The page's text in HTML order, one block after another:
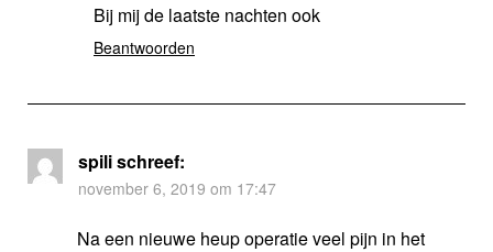
Bij mij de laatste nachten ook
Beantwoorden
spilischreef:
november 6, 2019 om 17:47
Na een nieuwe heup operatie veel pijn in het